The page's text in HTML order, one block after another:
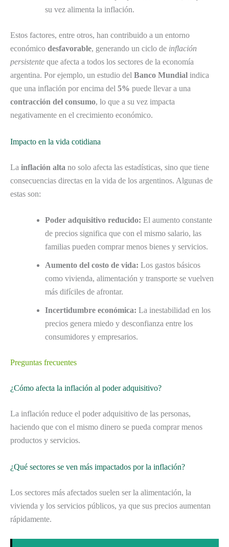
su vez alimenta la inflación.
Estos factores, entre otros, han contribuido a un entorno
económico desfavorable, generando un ciclo de inflación
persistente que afecta a todos los sectores de la economía
argentina. Por ejemplo, un estudio del Banco Mundial indica
que una inflación por encima del 5% puede llevar a una
contracción del consumo, lo que a su vez impacta
negativamente en el crecimiento económico.
Impacto en la vida cotidiana
La inflación alta no solo afecta las estadísticas, sino que tiene
consecuencias directas en la vida de los argentinos. Algunas de
estas son:
Poder adquisitivo reducido: El aumento constante
de precios significa que con el mismo salario, las
familias pueden comprar menos bienes y servicios.
Aumento del costo de vida: Los gastos básicos
como vivienda, alimentación y transporte se vuelven
más difíciles de afrontar.
Incertidumbre económica: La inestabilidad en los
precios genera miedo y desconfianza entre los
consumidores y empresarios.
Preguntas frecuentes
¿Cómo afecta la inflación al poder adquisitivo?
La inflación reduce el poder adquisitivo de las personas,
haciendo que con el mismo dinero se pueda comprar menos
productos y servicios.
¿Qué sectores se ven más impactados por la inflación?
Los sectores más afectados suelen ser la alimentación, la
vivienda y los servicios públicos, ya que sus precios aumentan
rápidamente.